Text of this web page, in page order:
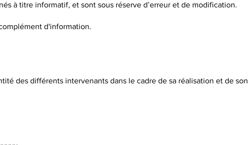
à titre informatif, et sont sous réserve d’erreur et de modification.
d'information.
des différents intervenants dans le cadre de sa réalisation et de son